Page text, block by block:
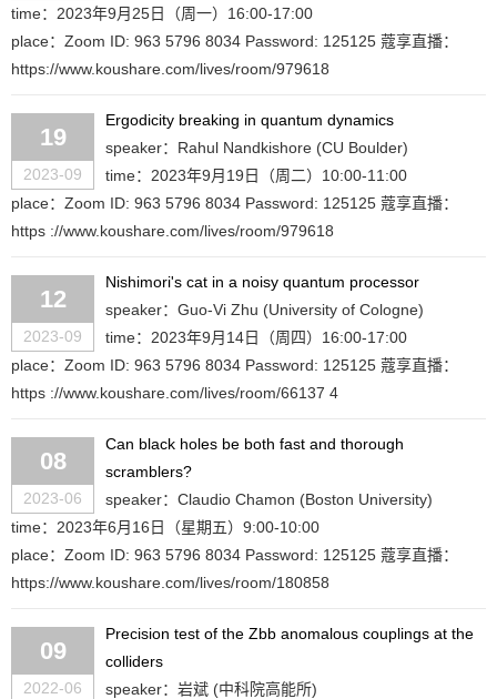
time：2023年9月25日（周一）16:00-17:00
place：Zoom ID: 963 5796 8034 Password: 125125 蔻享直播：
https://www.koushare.com/lives/room/979618
19
2023-09
Ergodicity breaking in quantum dynamics
speaker：Rahul Nandkishore (CU Boulder)
time：2023年9月19日（周二）10:00-11:00
place：Zoom ID: 963 5796 8034 Password: 125125 蔻享直播：
https ://www.koushare.com/lives/room/979618
12
2023-09
Nishimori's cat in a noisy quantum processor
speaker：Guo-Vi Zhu (University of Cologne)
time：2023年9月14日（周四）16:00-17:00
place：Zoom ID: 963 5796 8034 Password: 125125 蔻享直播：
https ://www.koushare.com/lives/room/66137 4
08
2023-06
Can black holes be both fast and thorough
scramblers?
speaker：Claudio Chamon (Boston University)
time：2023年6月16日（星期五）9:00-10:00
place：Zoom ID: 963 5796 8034 Password: 125125 蔻享直播：
https://www.koushare.com/lives/room/180858
09
2022-06
Precision test of the Zbb anomalous couplings at the
colliders
speaker：岩斌 (中科院高能所)